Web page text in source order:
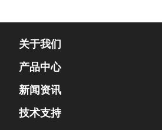
关于我们
产品中心
新闻资讯
技术支持